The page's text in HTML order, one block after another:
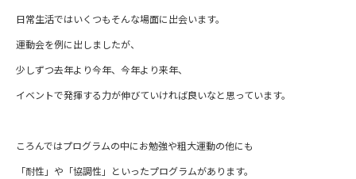
日常生活ではいくつもそんな場面に出会います。
運動会を例に出しましたが、
少しずつ去年より今年、今年より来年、
イベントで発揮する力が伸びていければ良いなと思っています。
ころんではプログラムの中にお勉強や粗大運動の他にも
「耐性」や「協調性」といったプログラムがあります。